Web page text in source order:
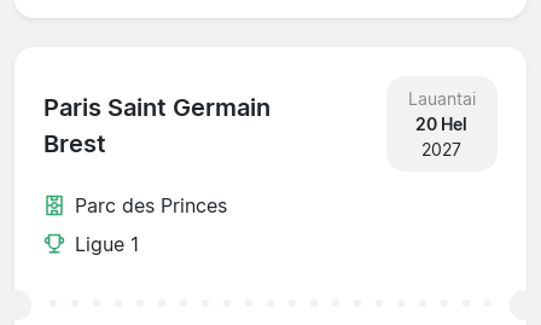
Paris Saint Germain
Brest
Lauantai
20 Hel
2027
Parc des Princes
Ligue 1